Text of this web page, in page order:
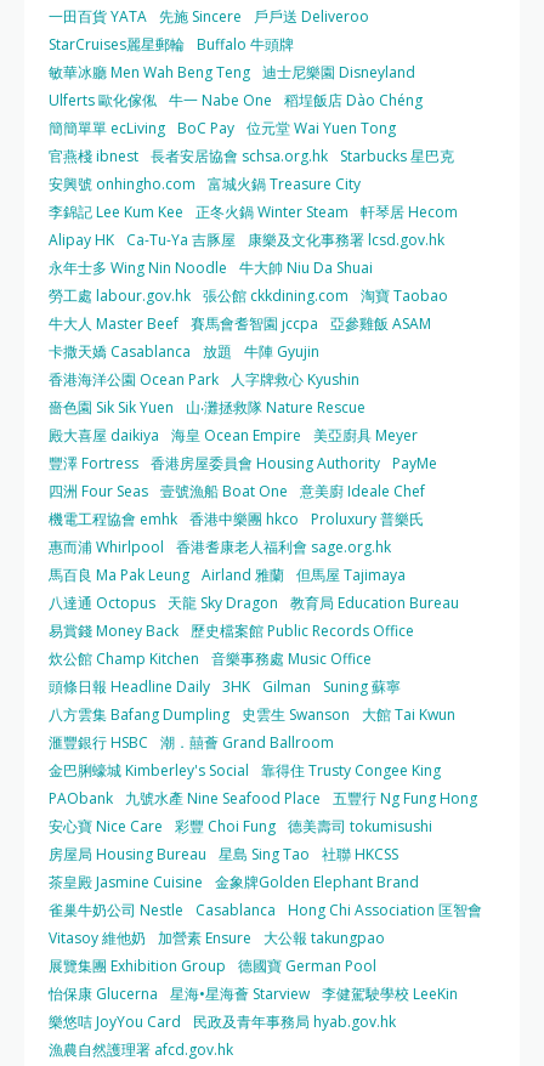
一田百貨 YATA 先施 Sincere
戶戶送 Deliveroo
StarCruises麗星郵輪 Buffalo 牛頭牌
敏華冰廳 Men Wah Beng Teng 迪士尼樂園 Disneyland
Ulferts 歐化傢俬 牛一 Nabe One
稻埕飯店 Dào Chéng
簡簡單單 ecLiving BoC Pay 位元堂 Wai Yuen Tong
官燕棧 ibnest 長者安居協會 schsa.org.hk
Starbucks 星巴克
安興號 onhingho.com
富城火鍋 Treasure City
李錦記 Lee Kum Kee
正冬火鍋 Winter Steam
軒琴居 Hecom
Alipay HK
Ca-Tu-Ya 吉豚屋
康樂及文化事務署 lcsd.gov.hk
永年士多 Wing Nin Noodle
牛大帥 Niu Da Shuai
勞工處 labour.gov.hk 張公館 ckkdining.com
淘寶 Taobao
牛大人 Master Beef 賽馬會耆智園 jccpa
亞參雞飯 ASAM
卡撒天嬌 Casablanca
放題
牛陣 Gyujin
香港海洋公園 Ocean Park
人字牌救心 Kyushin
嗇色園 Sik Sik Yuen
山‧灘拯救隊 Nature Rescue
殿大喜屋 daikiya
海皇 Ocean Empire
美亞廚具 Meyer
豐澤 Fortress 香港房屋委員會 Housing Authority PayMe
四洲 Four Seas 壹號漁船 Boat One
意美廚 Ideale Chef
機電工程協會 emhk 香港中樂團 hkco
Proluxury 普樂氏
惠而浦 Whirlpool
香港耆康老人福利會 sage.org.hk
馬百良 Ma Pak Leung Airland 雅蘭 但馬屋 Tajimaya
八達通 Octopus
天龍 Sky Dragon
教育局 Education Bureau
易賞錢 Money Back
歷史檔案館 Public Records Office
炊公館 Champ Kitchen
音樂事務處 Music Office
頭條日報 Headline Daily 3HK Gilman
Suning 蘇寧
八方雲集 Bafang Dumpling
史雲生 Swanson
大館 Tai Kwun
滙豐銀行 HSBC
潮．囍薈 Grand Ballroom
金巴脷蠔城 Kimberley's Social
靠得住 Trusty Congee King
PAObank
九號水產 Nine Seafood Place
五豐行 Ng Fung Hong
安心寶 Nice Care
彩豐 Choi Fung 德美壽司 tokumisushi
房屋局 Housing Bureau
星島 Sing Tao
社聯 HKCSS
茶皇殿 Jasmine Cuisine
金象牌Golden Elephant Brand
雀巢牛奶公司 Nestle
Casablanca
Hong Chi Association 匡智會
Vitasoy 維他奶
加營素 Ensure
大公報 takungpao
展覽集團 Exhibition Group
德國寶 German Pool
怡保康 Glucerna
星海•星海薈 Starview 李健駕駛學校 LeeKin
樂悠咭 JoyYou Card
民政及青年事務局 hyab.gov.hk
漁農自然護理署 afcd.gov.hk